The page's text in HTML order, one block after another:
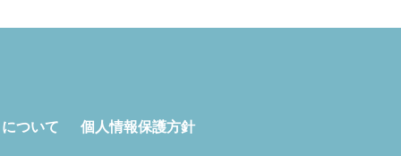
ついて 個人情報保護方針